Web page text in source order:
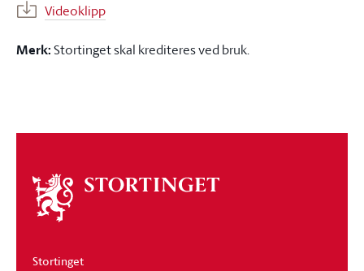
Videoklipp
Merk:Stortinget skal krediteres ved bruk.
Om
stortinget
Stortinget